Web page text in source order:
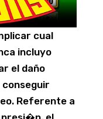
cual
incluyo
el daño
Referente a